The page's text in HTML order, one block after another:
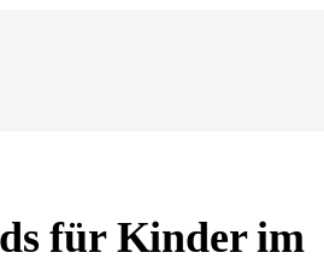
für Kinder im